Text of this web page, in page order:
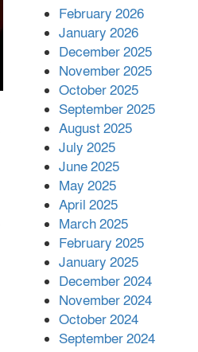
কাপ্তাই
মাহফুজ,
নির্বাচিত
দেয়ার পর
মোকাবিলায় সহায়তার আশ্বাস
এক
হবে
বান্দরবানে
মাঝে
জেরী
February 2026
January 2026
December 2025
November 2025
October 2025
September 2025
August 2025
July 2025
June 2025
May 2025
April 2025
March 2025
February 2025
January 2025
December 2024
November 2024
October 2024
September 2024